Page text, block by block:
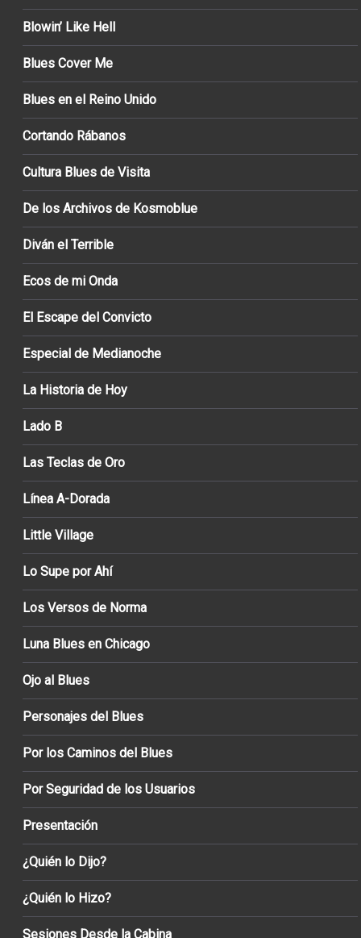
Blowin’ Like Hell
Blues Cover Me
Blues en el Reino Unido
Cortando Rábanos
Cultura Blues de Visita
De los Archivos de Kosmoblue
Diván el Terrible
Ecos de mi Onda
El Escape del Convicto
Especial de Medianoche
La Historia de Hoy
Lado B
Las Teclas de Oro
Línea A-Dorada
Little Village
Lo Supe por Ahí
Los Versos de Norma
Luna Blues en Chicago
Ojo al Blues
Personajes del Blues
Por los Caminos del Blues
Por Seguridad de los Usuarios
Presentación
¿Quién lo Dijo?
¿Quién lo Hizo?
Sesiones Desde la Cabina